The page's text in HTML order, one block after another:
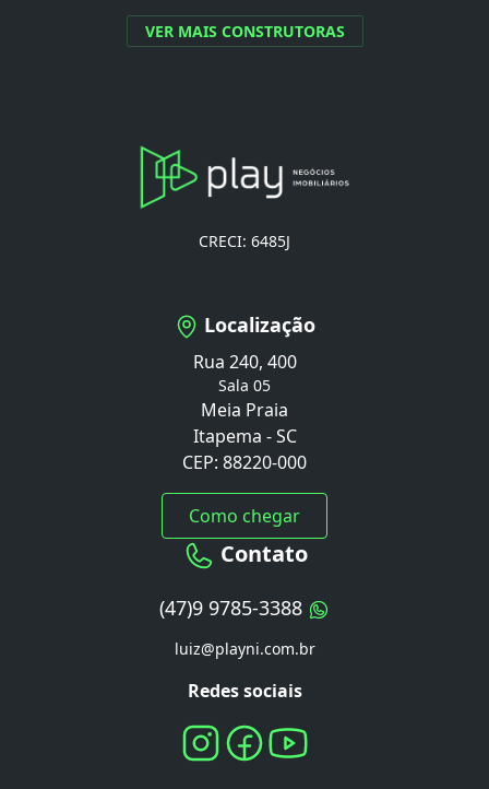
VER MAIS CONSTRUTORAS
CRECI: 6485J
Localização
Rua 240, 400
Sala 05
Meia Praia
Itapema - SC
CEP: 88220-000
Como chegar
Contato
(47)9 9785-3388
luiz@playni.com.br
Redes sociais